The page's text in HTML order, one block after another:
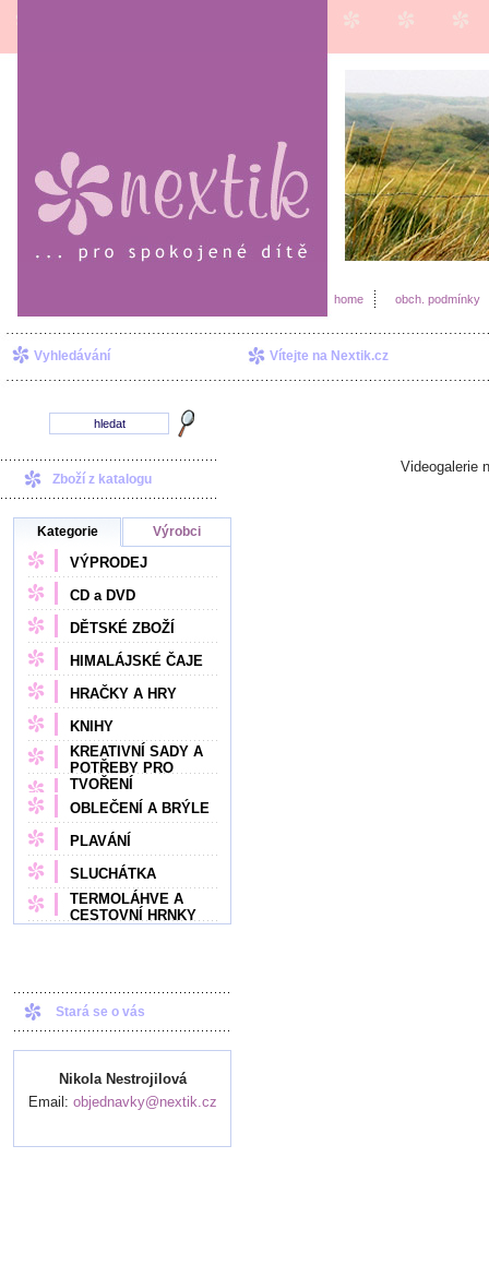
home obch. podmínky
Vyhledávání Vítejte na Nextik.cz
Zboží z katalogu
Kategorie Výrobci
VÝPRODEJ
CD a DVD
DĚTSKÉ ZBOŽÍ
HIMALÁJSKÉ ČAJE
HRAČKY A HRY
KNIHY
KREATIVNÍ SADY A
POTŘEBY PRO
TVOŘENÍ
OBLEČENÍ A BRÝLE
PLAVÁNÍ
SLUCHÁTKA
TERMOLÁHVE A
CESTOVNÍ HRNKY
Stará se o vás
Nikola Nestrojilová
Email: objednavky@nextik.cz
Videogalerie